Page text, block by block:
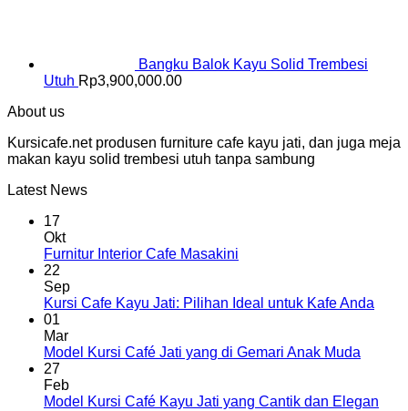
Bangku Balok Kayu Solid Trembesi
Utuh Rp3,900,000.00
About us
Kursicafe.net produsen furniture cafe kayu jati, dan juga meja
makan kayu solid trembesi utuh tanpa sambung
Latest News
17
Okt
Furnitur Interior Cafe Masakini
22
Sep
Kursi Cafe Kayu Jati: Pilihan Ideal untuk Kafe Anda
01
Mar
Model Kursi Café Jati yang di Gemari Anak Muda
27
Feb
Model Kursi Café Kayu Jati yang Cantik dan Elegan